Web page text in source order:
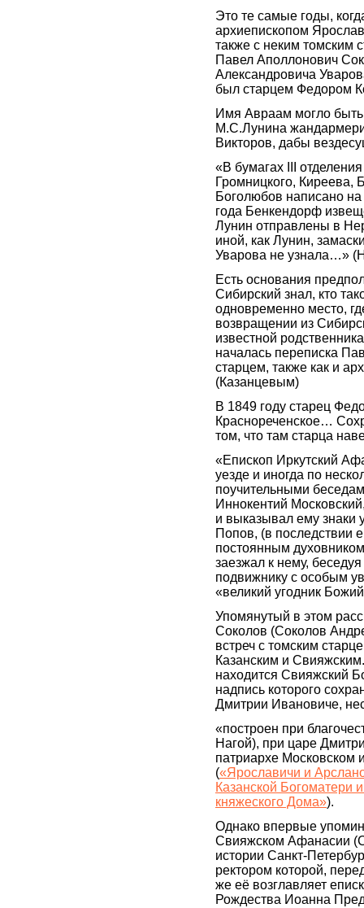
Это те самые годы,
архиепископом
также с неким томским
Павел Аполлонович
Александровича
был старцем Федором
Имя Авраам могло
М.С.Лунина
Викторов, дабы
«В бумагах III
Громницкого,
Боголюбов написано
года Бенкендорф
Лунин отправлены в
иной, как Лунин,
Уварова не узнала…»
Есть основания
Сибирский знал, кто
одновременно место,
возвращении из
известной
началась переписка
старцем, также как и
(Казанцевым)
В 1849 году старец
Краснореченское…
том, что там старца
«Епископ Иркутский
уезде и иногда по
поучительными
Иннокентий
и выказывал ему знаки
Попов, (в последствии
постоянным
заезжал к нему,
подвижнику с особым
«великий угодник
Упомянутый в этом
Соколов (Соколов
встреч с томским
Казанским и
находится Свияжский
надпись которого
Дмитрии Ивановиче,
«построен при
Нагой), при царе
патриархе Московском
(«Ярославичи и
Казанской Богоматери
княжеского Дома»).
Однако впервые
Свияжском Афанасии
истории Санкт-
ректором которой,
же её возглавляет
Рождества Иоанна